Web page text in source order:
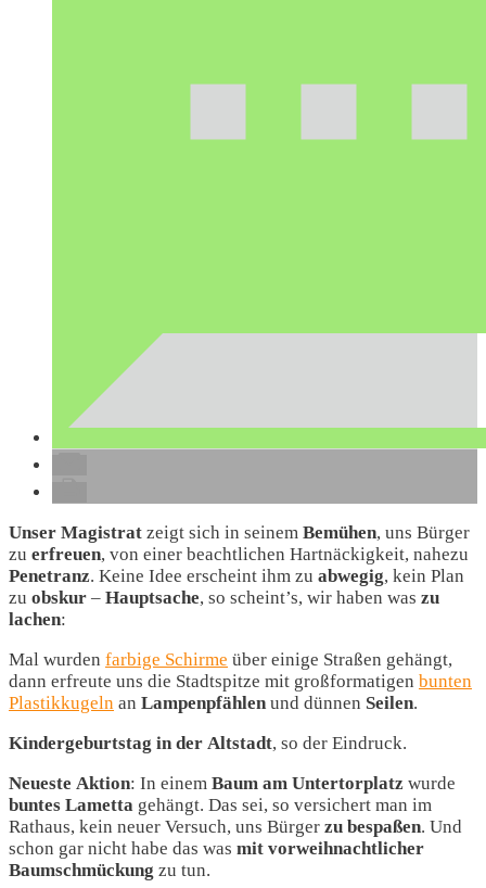
Unser Magistrat zeigt sich in seinem Bemühen, uns Bürger
zu erfreuen, von einer beachtlichen Hartnäckigkeit, nahezu
Penetranz. Keine Idee erscheint ihm zu abwegig, kein Plan
zu obskur – Hauptsache, so scheint’s, wir haben was zu
lachen:
Mal wurden farbige Schirme über einige Straßen gehängt,
dann erfreute uns die Stadtspitze mit großformatigen bunten
Plastikkugeln an Lampenpfählen und dünnen Seilen.
Kindergeburtstag in der Altstadt, so der Eindruck.
Neueste Aktion: In einem Baum am Untertorplatz wurde
buntes Lametta gehängt. Das sei, so versichert man im
Rathaus, kein neuer Versuch, uns Bürger zu bespaßen. Und
schon gar nicht habe das was mit vorweihnachtlicher
Baumschmückung zu tun.